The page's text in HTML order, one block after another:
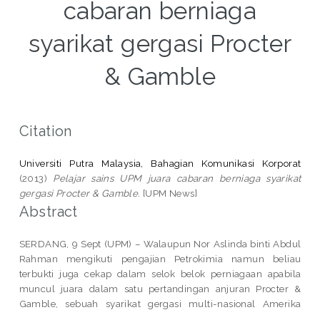
cabaran berniaga
syarikat gergasi Procter
& Gamble
Citation
Universiti Putra Malaysia, Bahagian Komunikasi Korporat
(2013) Pelajar sains UPM juara cabaran berniaga syarikat
gergasi Procter & Gamble. [UPM News]
Abstract
SERDANG, 9 Sept (UPM) – Walaupun Nor Aslinda binti Abdul
Rahman mengikuti pengajian Petrokimia namun beliau
terbukti juga cekap dalam selok belok perniagaan apabila
muncul juara dalam satu pertandingan anjuran Procter &
Gamble, sebuah syarikat gergasi multi-nasional Amerika